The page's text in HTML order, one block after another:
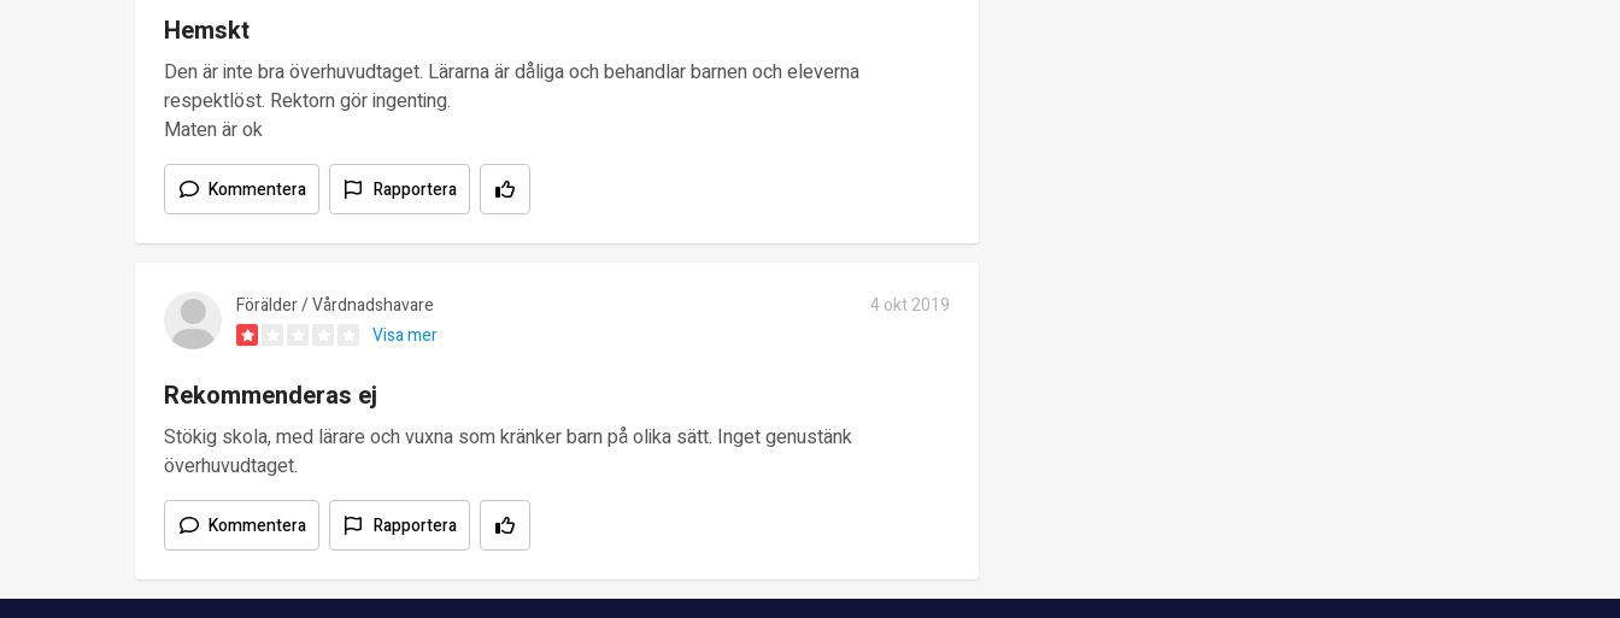
Hemskt
Den är inte bra överhuvudtaget. Lärarna är dåliga och behandlar barnen och eleverna
respektlöst. Rektorn gör ingenting.
Maten är ok
Kommentera Rapportera
Förälder / Vårdnadshavare
4 okt 2019
Visa mer
Rekommenderas ej
Stökig skola, med lärare och vuxna som kränker barn på olika sätt. Inget genustänk
överhuvudtaget.
Kommentera Rapportera